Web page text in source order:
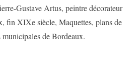
Gustave Artus, peintre décorateur
fin XIXe siècle, Maquettes, plans de
de Bordeaux.